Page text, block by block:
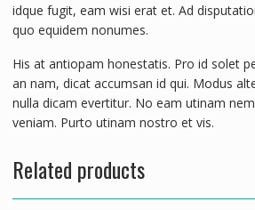
idque fugit, eam wisi erat et. Ad
quo equidem nonumes.
His at antiopam honestatis. Pro id solet
an nam, dicat accumsan id qui. Modus
nulla dicam evertitur. No eam utinam
veniam. Purto utinam nostro et vis.
Related products